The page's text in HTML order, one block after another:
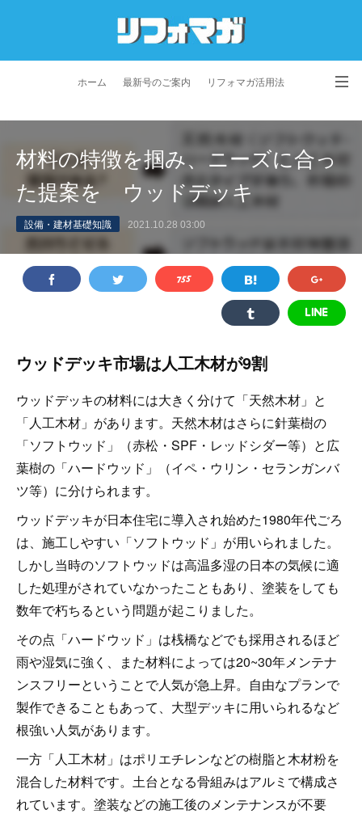
ホーム 最新号のご案内 リフォマガ活用法
プライバシーポリシー 利用規約 会社概要
材料の特徴を掴み、ニーズに合っ
た提案を ウッドデッキ
設備・建材基礎知識 2021.10.28 03:00
ウッドデッキ市場は人工木材が9割
ウッドデッキの材料には大きく分けて「天然木材」と
「人工木材」があります。天然木材はさらに針葉樹の
「ソフトウッド」（赤松・SPF・レッドシダー等）と広
葉樹の「ハードウッド」（イペ・ウリン・セランガンバ
ツ等）に分けられます。
ウッドデッキが日本住宅に導入され始めた1980年代ごろ
は、施工しやすい「ソフトウッド」が用いられました。
しかし当時のソフトウッドは高温多湿の日本の気候に適
した処理がされていなかったこともあり、塗装をしても
数年で朽ちるという問題が起こりました。
その点「ハードウッド」は桟橋などでも採用されるほど
雨や湿気に強く、また材料によっては20~30年メンテナ
ンスフリーということで人気が急上昇。自由なプランで
製作できることもあって、大型デッキに用いられるなど
根強い人気があります。
一方「人工木材」はポリエチレンなどの樹脂と木材粉を
混合した材料です。土台となる骨組みはアルミで構成さ
れています。塗装などの施工後のメンテナンスが不要